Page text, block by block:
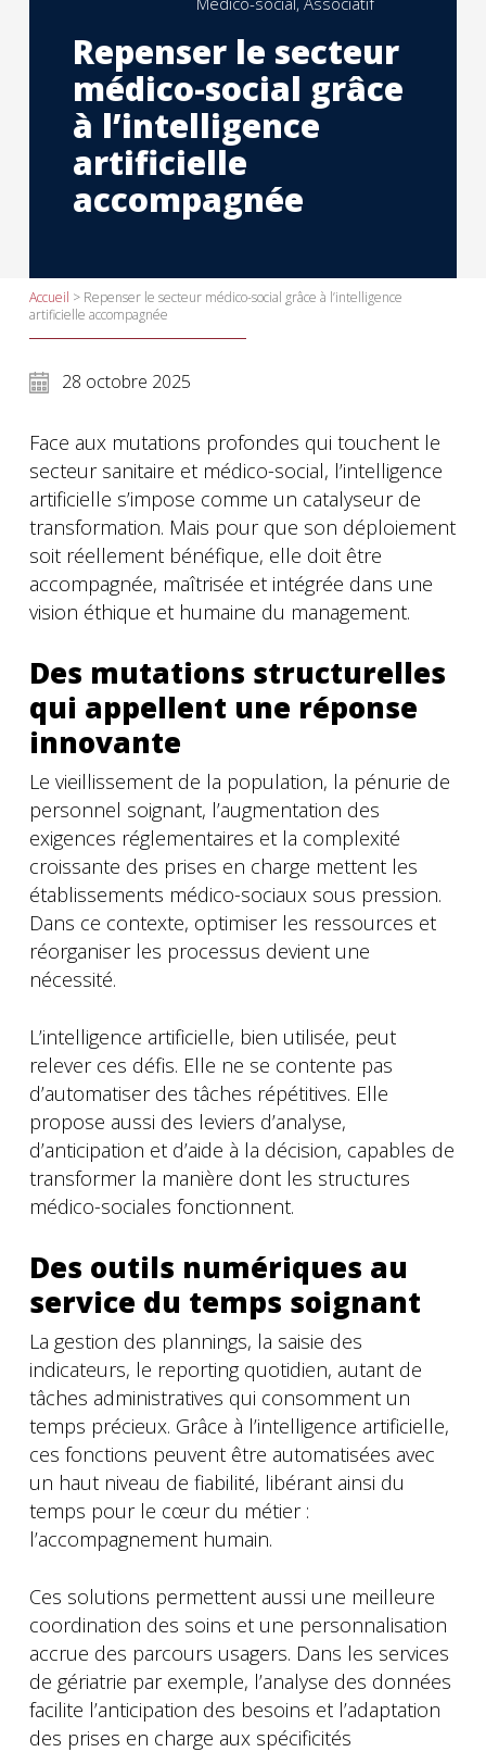
Repenser le secteur
médico-social grâce
à l’intelligence
artificielle
accompagnée
Accueil > Repenser le secteur médico-social grâce à l’intelligence
artificielle accompagnée
28 octobre 2025
Face aux mutations profondes qui touchent le
secteur sanitaire et médico-social, l’intelligence
artificielle s’impose comme un catalyseur de
transformation. Mais pour que son déploiement
soit réellement bénéfique, elle doit être
accompagnée, maîtrisée et intégrée dans une
vision éthique et humaine du management.
Des mutations structurelles
qui appellent une réponse
innovante
Le vieillissement de la population, la pénurie de
personnel soignant, l’augmentation des
exigences réglementaires et la complexité
croissante des prises en charge mettent les
établissements médico-sociaux sous pression.
Dans ce contexte, optimiser les ressources et
réorganiser les processus devient une
nécessité.
L’intelligence artificielle, bien utilisée, peut
relever ces défis. Elle ne se contente pas
d’automatiser des tâches répétitives. Elle
propose aussi des leviers d’analyse,
d’anticipation et d’aide à la décision, capables de
transformer la manière dont les structures
médico-sociales fonctionnent.
Des outils numériques au
service du temps soignant
La gestion des plannings, la saisie des
indicateurs, le reporting quotidien, autant de
tâches administratives qui consomment un
temps précieux. Grâce à l’intelligence artificielle,
ces fonctions peuvent être automatisées avec
un haut niveau de fiabilité, libérant ainsi du
temps pour le cœur du métier :
l’accompagnement humain.
Ces solutions permettent aussi une meilleure
coordination des soins et une personnalisation
accrue des parcours usagers. Dans les services
de gériatrie par exemple, l’analyse des données
facilite l’anticipation des besoins et l’adaptation
des prises en charge aux spécificités